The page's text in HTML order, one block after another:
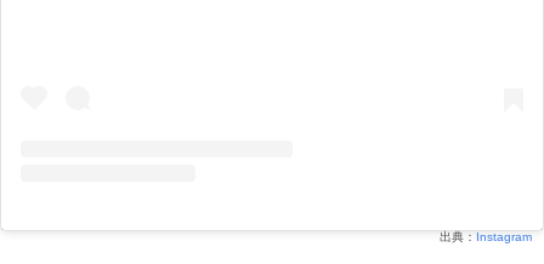
出典： Instagram